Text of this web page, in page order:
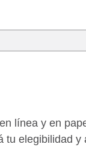
línea y en
elegibilidad y